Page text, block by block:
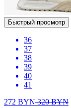
Быстрый просмотр
36
37
38
39
40
41
272 BYN320BYN